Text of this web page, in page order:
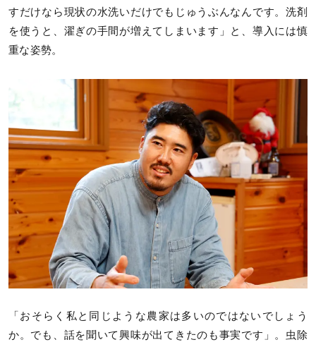
すだけなら現状の水洗いだけでもじゅうぶんなんです。洗剤
を使うと、濯ぎの手間が増えてしまいます」と、導入には慎
重な姿勢。
「おそらく私と同じような農家は多いのではないでしょう
か。でも、話を聞いて興味が出てきたのも事実です」。虫除